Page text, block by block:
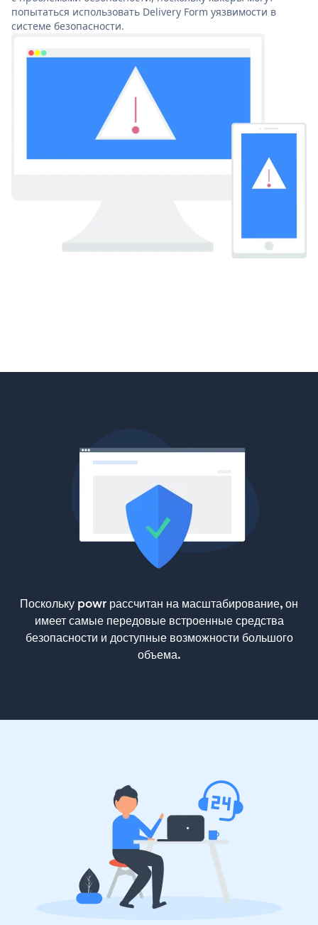
попытаться использовать Delivery Form уязвимости в
системе безопасности.
Поскольку powr рассчитан на масштабирование, он
имеет самые передовые встроенные средства
безопасности и доступные возможности большого
объема.